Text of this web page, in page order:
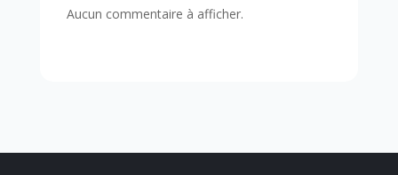
Aucun commentaire à afficher.